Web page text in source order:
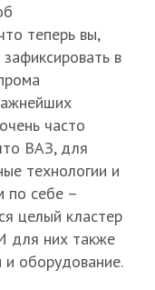
теперь вы,
в
часто
ВАЗ, для
технологии и
по себе –
целый кластер
для них также
и оборудование.